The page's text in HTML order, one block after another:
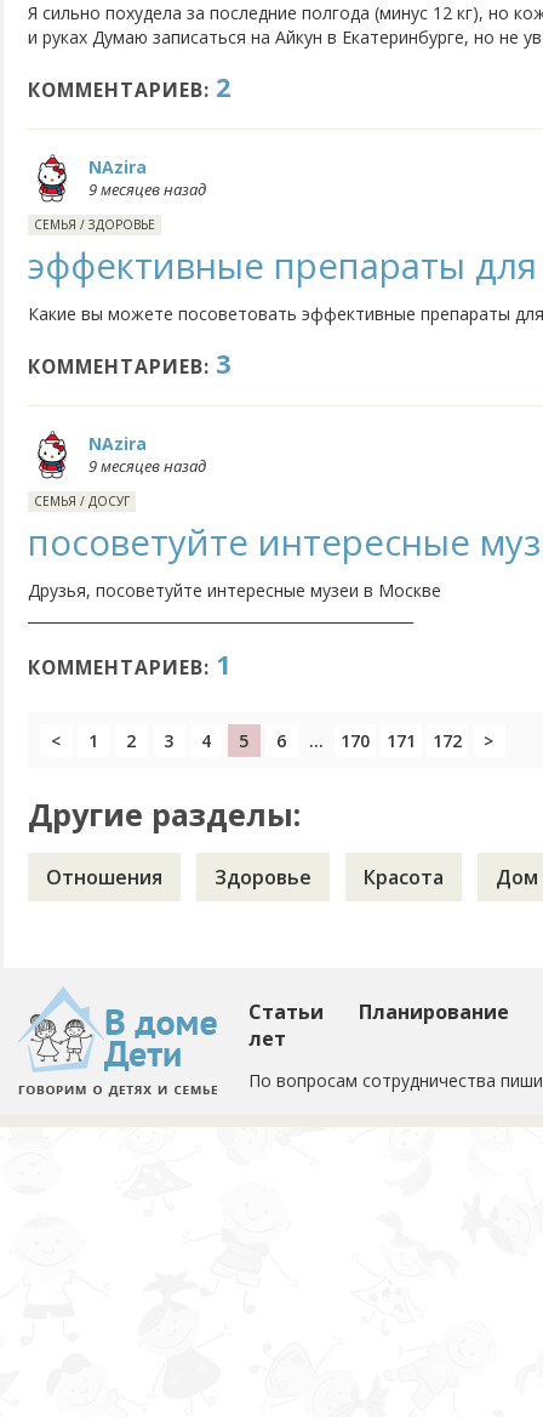
Я сильно похудела за последние полгода (минус 12 кг), но
и руках Думаю записаться на Айкун в Екатеринбурге, но не
КОММЕНТАРИЕВ: 2
NAzira
9 месяцев назад
СЕМЬЯ / ЗДОРОВЬЕ
эффективные препараты
Какие вы можете посоветовать эффективные препараты
КОММЕНТАРИЕВ: 3
NAzira
9 месяцев назад
СЕМЬЯ / ДОСУГ
посоветуйте интересные
Друзья, посоветуйте интересные музеи в Москве
КОММЕНТАРИЕВ: 1
< 1 2 3 4 5 6 ... 170 171 172 >
Другие разделы:
Отношения Здоровье Красота Дом
Статьи
Планирование
лет
По вопросам сотрудничества